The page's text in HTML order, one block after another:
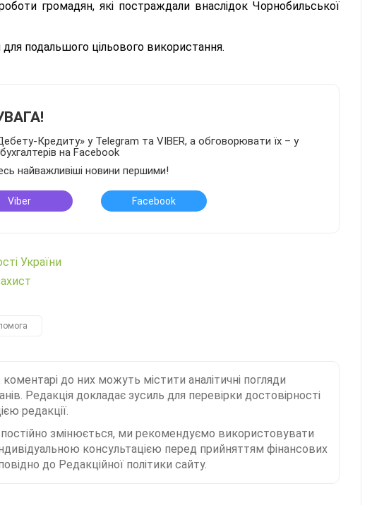
громадян, які постраждали внаслідок Чорнобильської
подальшого цільового використання.
Кредиту» у Telegram та VIBER, а обговорювати їх – у
на Facebook
найважливіші новини першими!
Viber Facebook
України
до них можуть містити аналітичні погляди
Редакція докладає зусиль для перевірки достовірності
редакції.
змінюється, ми рекомендуємо використовувати
консультацією перед прийняттям фінансових
до Редакційної політики сайту.